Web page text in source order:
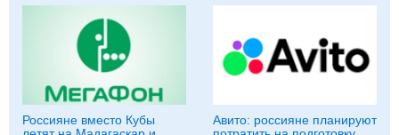
Россияне вместо Кубы
Авито: россияне планируют